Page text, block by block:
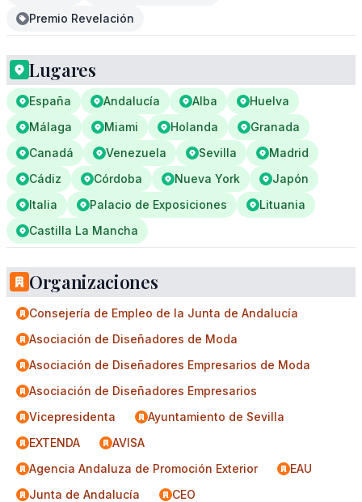
Premio Revelación
Lugares
España Andalucía Alba
Huelva
Málaga
Miami Holanda
Granada
Canadá
Venezuela Sevilla
Madrid
Cádiz
Córdoba Nueva York
Japón
Italia
Palacio de Exposiciones
Lituania
Castilla La Mancha
Organizaciones
Consejería de Empleo de la Junta de Andalucía
Asociación de Diseñadores de Moda
Asociación de Diseñadores Empresarios de Moda
Asociación de Diseñadores Empresarios
Vicepresidenta
Ayuntamiento de Sevilla
EXTENDA
AVISA
Agencia Andaluza de Promoción Exterior
EAU
Junta de Andalucía
CEO